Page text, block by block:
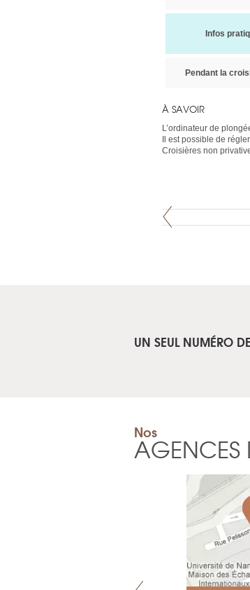
Infos
Pendant la
À SAVOIR
L’ordinateur de
Il est possible de
Croisières non
UN SEUL NUMÉRO
Nos